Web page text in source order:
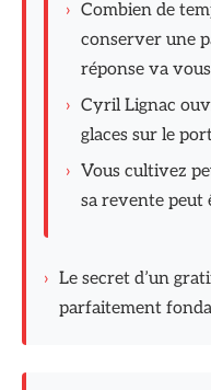
› Combien de
conserver une
réponse va
› Cyril Lignac
glaces sur le
› Vous cultivez
sa revente peut
› Le secret d’un
parfaitement